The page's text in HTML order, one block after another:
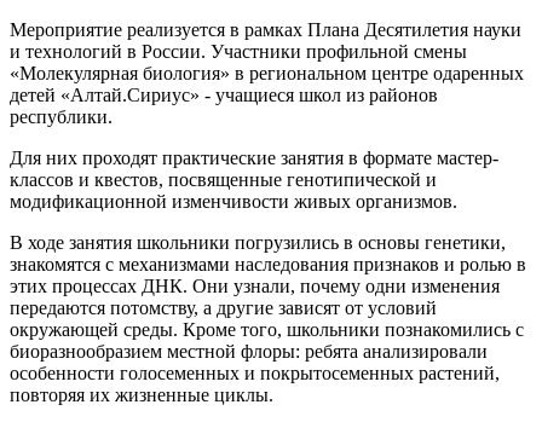
Мероприятие реализуется в рамках Плана Десятилетия науки
и технологий в России. Участники профильной смены
«Молекулярная биология» в региональном центре одаренных
детей «Алтай.Сириус» - учащиеся школ из районов
республики.
Для них проходят практические занятия в формате мастер-
классов и квестов, посвященные генотипической и
модификационной изменчивости живых организмов.
В ходе занятия школьники погрузились в основы генетики,
знакомятся с механизмами наследования признаков и ролью в
этих процессах ДНК. Они узнали, почему одни изменения
передаются потомству, а другие зависят от условий
окружающей среды. Кроме того, школьники познакомились с
биоразнообразием местной флоры: ребята анализировали
особенности голосеменных и покрытосеменных растений,
повторяя их жизненные циклы.